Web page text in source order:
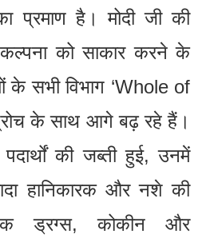
प्रमाण है। मोदी जी की
को साकार करने के
के सभी विभाग ‘Whole of
के साथ आगे बढ़ रहे हैं।
की जब्ती हुई, उनमें
हानिकारक और नशे की
ड्रग्स, कोकीन और